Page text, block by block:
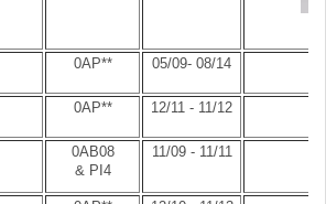
0AP** 05/09- 08/14
0AP** 12/11 - 11/12
0AB08
& PI4
11/09 - 11/11